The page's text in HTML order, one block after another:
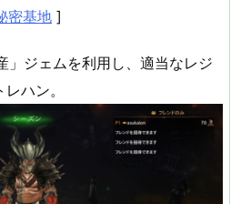
密基地 ]
」ジェムを利用し、適当なレジ
ハン。